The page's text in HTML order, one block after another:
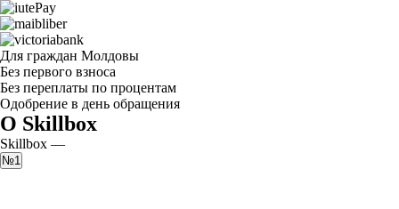
Для граждан Молдовы
Без первого взноса
Без переплаты по процентам
Одобрение в день обращения
О Skillbox
Skillbox —
№1